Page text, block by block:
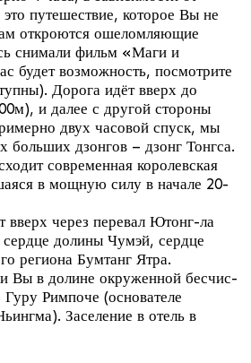
путешествие, которое Вы не
откроются ошеломляющие
снимали фильм «Маги и
будет возможность, посмотрите
Дорога идёт вверх до
и далее с другой стороны
двух часовой спуск, мы
больших дзонгов – дзонг Тонгса.
современная королевская
в мощную силу в начале 20-
вверх через перевал Ютонг-ла
долины Чумэй, сердце
региона Бумтанг Ятра.
Вы в долине окруженной бесчис-
Римпоче (основателе
Заселение в отель в